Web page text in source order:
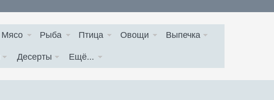
Мясо Рыба Птица Овощи Выпечка
Десерты Ещё...